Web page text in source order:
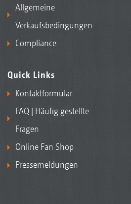
Allgemeine
Verkaufsbedingungen
Compliance
Quick Links
Kontaktformular
FAQ | Häufig gestellte
Fragen
Online Fan Shop
Pressemeldungen